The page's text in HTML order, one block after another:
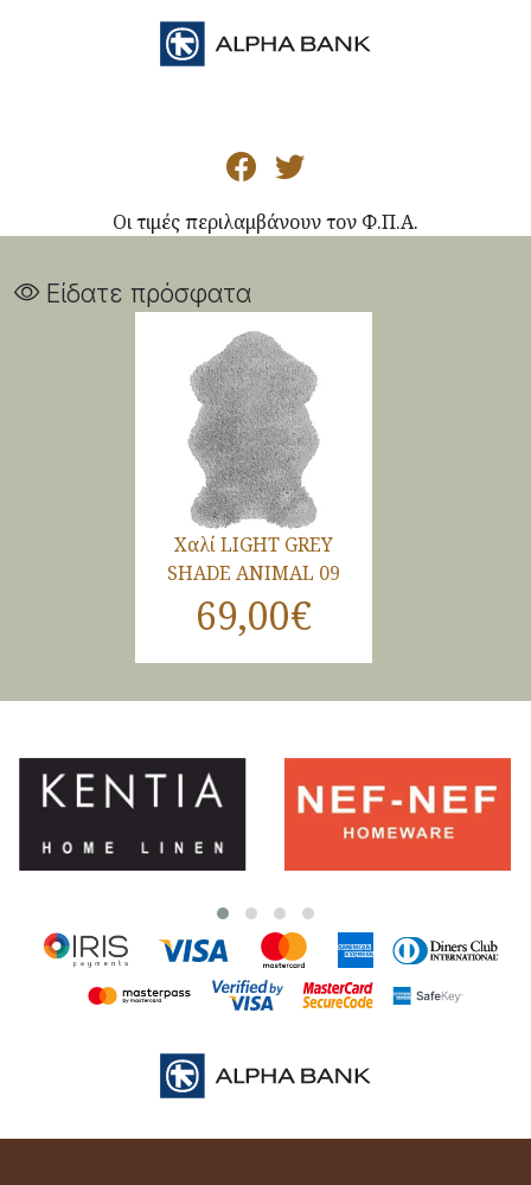
Οι τιμές περιλαμβάνουν τον Φ.Π.Α.
Είδατε πρόσφατα
Χαλί LIGHT GREY
SHADE ANIMAL 09
69,00€